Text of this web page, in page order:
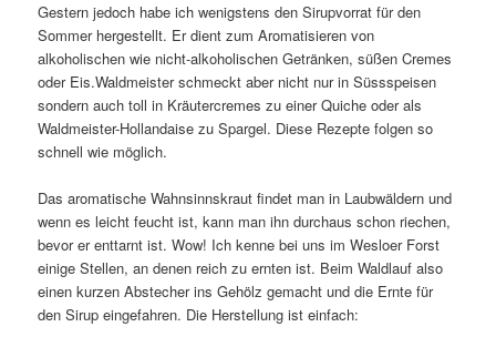
Gestern jedoch habe ich wenigstens den Sirupvorrat für den
Sommer hergestellt. Er dient zum Aromatisieren von
alkoholischen wie nicht-alkoholischen Getränken, süßen Cremes
oder Eis.Waldmeister schmeckt aber nicht nur in Süssspeisen
sondern auch toll in Kräutercremes zu einer Quiche oder als
Waldmeister-Hollandaise zu Spargel. Diese Rezepte folgen so
schnell wie möglich.
Das aromatische Wahnsinnskraut findet man in Laubwäldern und
wenn es leicht feucht ist, kann man ihn durchaus schon riechen,
bevor er enttarnt ist. Wow! Ich kenne bei uns im Wesloer Forst
einige Stellen, an denen reich zu ernten ist. Beim Waldlauf also
einen kurzen Abstecher ins Gehölz gemacht und die Ernte für
den Sirup eingefahren. Die Herstellung ist einfach: